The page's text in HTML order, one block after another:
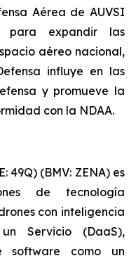
Aérea de AUVSI
expandir las
aéreo nacional,
influye en las
y promueve la
con la NDAA.
49Q) (BMV: ZENA) es
de tecnología
con inteligencia
Servicio (DaaS),
software como un